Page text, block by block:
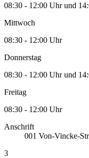
08:30 - 12:00 Uhr und
Mittwoch
08:30 - 12:00 Uhr
Donnerstag
08:30 - 12:00 Uhr und
Freitag
08:30 - 12:00 Uhr
Anschrift
001 Von-Vincke-
3